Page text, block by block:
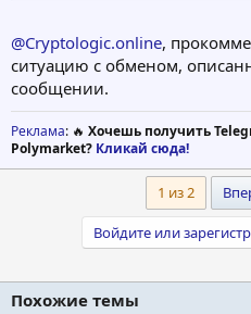
@Cryptologic.online,
ситуацию с обменом,
сообщении.
Реклама: 🔥 Хочешь получить
Polymarket? Кликай сюда!
1 из 2
Войдите или
Похожие темы